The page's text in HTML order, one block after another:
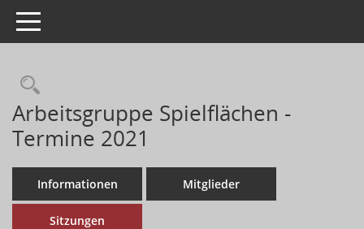
Toggle navigation
Arbeitsgruppe Spielflächen -
Termine 2021
Informationen Mitglieder
Sitzungen